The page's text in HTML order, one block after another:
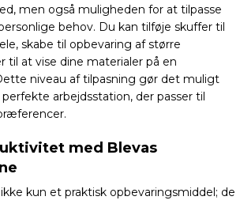
men også muligheden for at tilpasse
behov. Du kan tilføje skuffer til
skabe til opbevaring af større
til at vise dine materialer på en
niveau af tilpasning gør det muligt
arbejdsstation, der passer til
med Blevas
kun et praktisk opbevaringsmiddel; de